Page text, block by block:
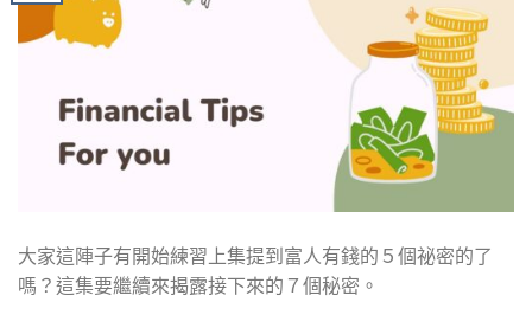
大家這陣子有開始練習上集提到富人有錢的５個祕密的了
嗎？這集要繼續來揭露接下來的７個秘密。